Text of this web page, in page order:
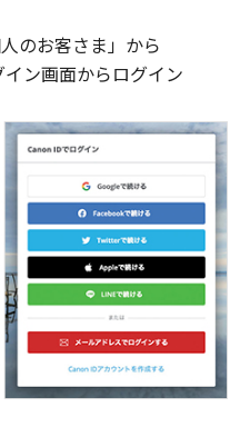
のお客さま」から
ン画面からログイン